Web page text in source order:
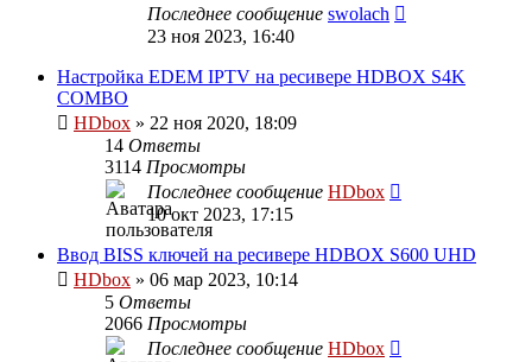
Последнее сообщение swolach
23 ноя 2023, 16:40
Настройка EDEM IPTV на ресивере HDBOX S4K
COMBO
HDbox » 22 ноя 2020, 18:09
14 Ответы
3114 Просмотры
Последнее сообщение HDbox
10 окт 2023, 17:15
Ввод BISS ключей на ресивере HDBOX S600 UHD
HDbox » 06 мар 2023, 10:14
5 Ответы
2066 Просмотры
Последнее сообщение HDbox